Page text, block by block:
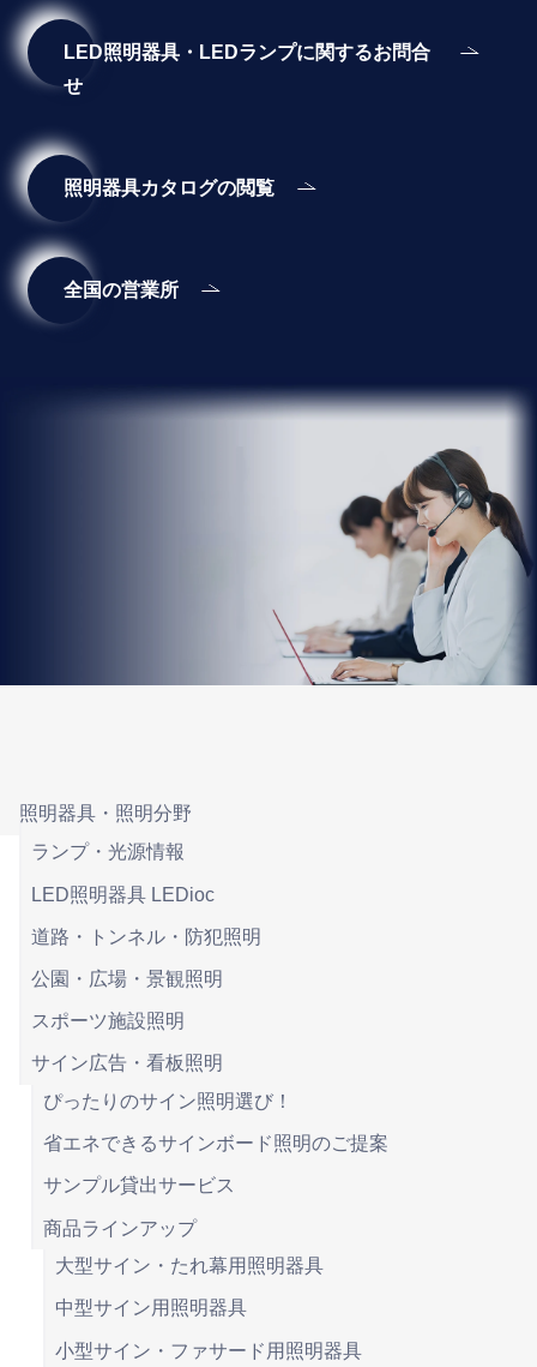
LED照明器具・LEDランプに関するお問合
せ
照明器具カタログの閲覧
全国の営業所
照明器具・照明分野
ランプ・光源情報
LED照明器具 LEDioc
道路・トンネル・防犯照明
公園・広場・景観照明
スポーツ施設照明
サイン広告・看板照明
ぴったりのサイン照明選び！
省エネできるサインボード照明のご提案
サンプル貸出サービス
商品ラインアップ
大型サイン・たれ幕用照明器具
中型サイン用照明器具
小型サイン・ファサード用照明器具